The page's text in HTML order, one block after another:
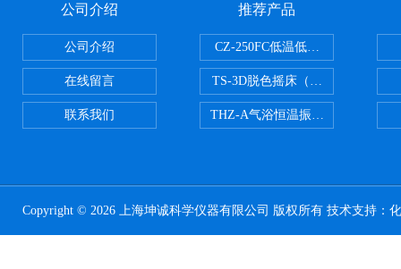
公司介绍
公司介绍
在线留言
联系我们
推荐产品
CZ-250FC低温低湿种子储藏柜
TS-3D脱色摇床（三维运动）
THZ-A气浴恒温振荡器
Copyright © 2026 上海坤诚科学仪器有限公司 版权所有 技术支持：